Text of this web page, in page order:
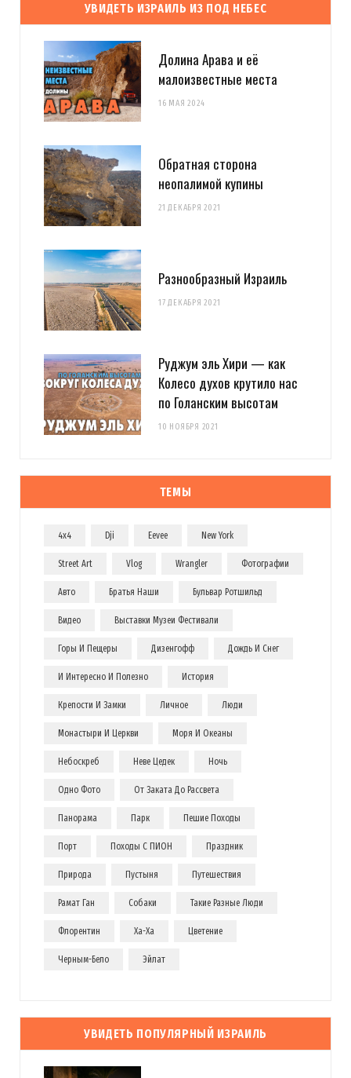
УВИДЕТЬ ИЗРАИЛЬ ИЗ ПОД НЕБЕС
Долина Арава и её
малоизвестные места
16 МАЯ 2024
Обратная сторона
неопалимой купины
21 ДЕКАБРЯ 2021
Разнообразный Израиль
17 ДЕКАБРЯ 2021
Руджум эль Хири — как
Колесо духов крутило нас
по Голанским высотам
10 НОЯБРЯ 2021
ТЕМЫ
4x4 Dji Eevee New York
Street Art Vlog Wrangler Фотографии
Авто Братья Наши Бульвар Ротшильд
Видео Выставки Музеи Фестивали
Горы И Пещеры Дизенгофф Дождь И Снег
И Интересно И Полезно История
Крепости И Замки Личное Люди
Монастыри И Церкви Моря И Океаны
Небоскреб Неве Цедек Ночь
Одно Фото От Заката До Рассвета
Панорама Парк Пешие Походы
Порт Походы С ПИОН Праздник
Природа Пустыня Путешествия
Рамат Ган Собаки Такие Разные Люди
Флорентин Ха-Ха Цветение
Черным-Бело Эйлат
УВИДЕТЬ ПОПУЛЯРНЫЙ ИЗРАИЛЬ